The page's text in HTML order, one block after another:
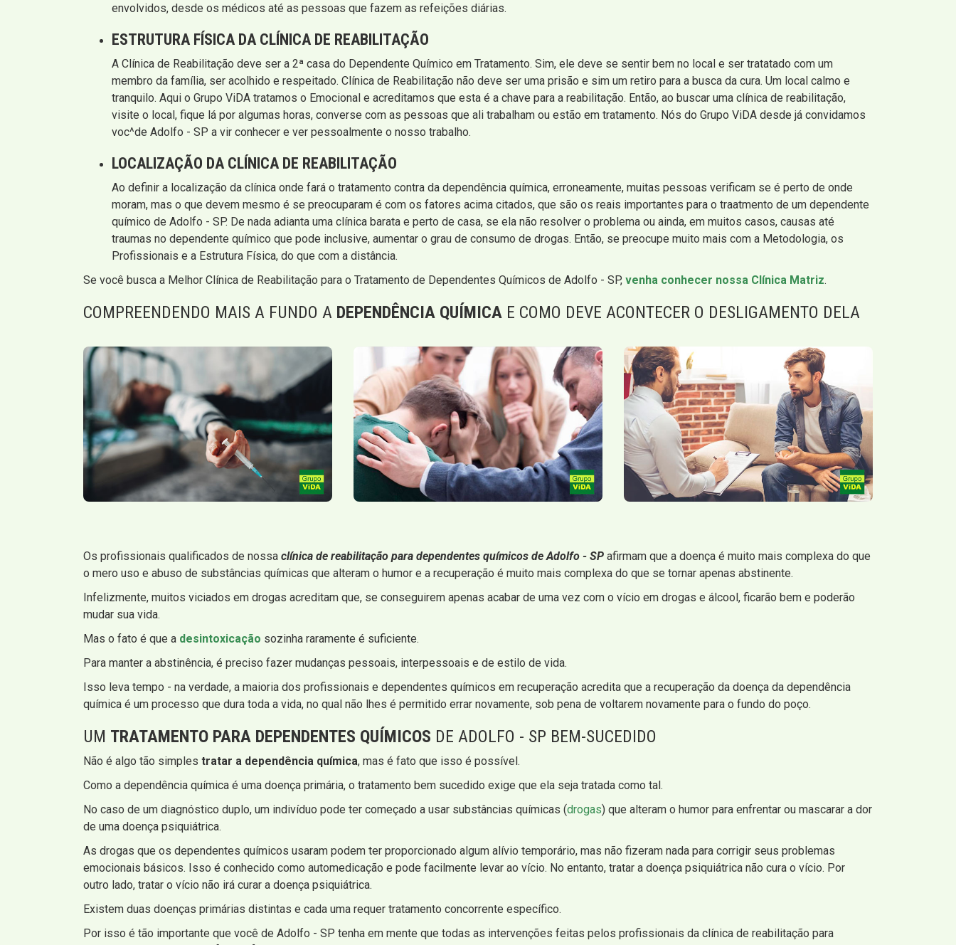
envolvidos, desde os médicos até as pessoas que fazem as refeições diárias.
ESTRUTURA FÍSICA DA CLÍNICA DE REABILITAÇÃO
A Clínica de Reabilitação deve ser a 2ª casa do Dependente Químico em Tratamento. Sim, ele deve se sentir bem no local e ser tratatado com um
membro da família, ser acolhido e respeitado. Clínica de Reabilitação não deve ser uma prisão e sim um retiro para a busca da cura. Um local calmo e
tranquilo. Aqui o Grupo ViDA tratamos o Emocional e acreditamos que esta é a chave para a reabilitação. Então, ao buscar uma clínica de reabilitação,
visite o local, fique lá por algumas horas, converse com as pessoas que ali trabalham ou estão em tratamento. Nós do Grupo ViDA desde já convidamos
voc^de Adolfo - SP a vir conhecer e ver pessoalmente o nosso trabalho.
LOCALIZAÇÃO DA CLÍNICA DE REABILITAÇÃO
Ao definir a localização da clínica onde fará o tratamento contra da dependência química, erroneamente, muitas pessoas verificam se é perto de onde
moram, mas o que devem mesmo é se preocuparam é com os fatores acima citados, que são os reais importantes para o traatmento de um dependente
químico de Adolfo - SP. De nada adianta uma clínica barata e perto de casa, se ela não resolver o problema ou ainda, em muitos casos, causas até
traumas no dependente químico que pode inclusive, aumentar o grau de consumo de drogas. Então, se preocupe muito mais com a Metodologia, os
Profissionais e a Estrutura Física, do que com a distância.
Se você busca a Melhor Clínica de Reabilitação para o Tratamento de Dependentes Químicos de Adolfo - SP, venha conhecer nossa Clínica Matriz.
COMPREENDENDO MAIS A FUNDO A DEPENDÊNCIA QUÍMICA E COMO DEVE ACONTECER O DESLIGAMENTO DELA
Os profissionais qualificados de nossa clínica de reabilitação para dependentes químicos de Adolfo - SP afirmam que a doença é muito mais complexa do que
o mero uso e abuso de substâncias químicas que alteram o humor e a recuperação é muito mais complexa do que se tornar apenas abstinente.
Infelizmente, muitos viciados em drogas acreditam que, se conseguirem apenas acabar de uma vez com o vício em drogas e álcool, ficarão bem e poderão
mudar sua vida.
Mas o fato é que a desintoxicação sozinha raramente é suficiente.
Para manter a abstinência, é preciso fazer mudanças pessoais, interpessoais e de estilo de vida.
Isso leva tempo - na verdade, a maioria dos profissionais e dependentes químicos em recuperação acredita que a recuperação da doença da dependência
química é um processo que dura toda a vida, no qual não lhes é permitido errar novamente, sob pena de voltarem novamente para o fundo do poço.
UM TRATAMENTO PARA DEPENDENTES QUÍMICOS DE ADOLFO - SP BEM-SUCEDIDO
Não é algo tão simples tratar a dependência química, mas é fato que isso é possível.
Como a dependência química é uma doença primária, o tratamento bem sucedido exige que ela seja tratada como tal.
No caso de um diagnóstico duplo, um indivíduo pode ter começado a usar substâncias químicas (drogas) que alteram o humor para enfrentar ou mascarar a dor
de uma doença psiquiátrica.
As drogas que os dependentes químicos usaram podem ter proporcionado algum alívio temporário, mas não fizeram nada para corrigir seus problemas
emocionais básicos. Isso é conhecido como automedicação e pode facilmente levar ao vício. No entanto, tratar a doença psiquiátrica não cura o vício. Por
outro lado, tratar o vício não irá curar a doença psiquiátrica.
Existem duas doenças primárias distintas e cada uma requer tratamento concorrente específico.
Por isso é tão importante que você de Adolfo - SP tenha em mente que todas as intervenções feitas pelos profissionais da clínica de reabilitação para